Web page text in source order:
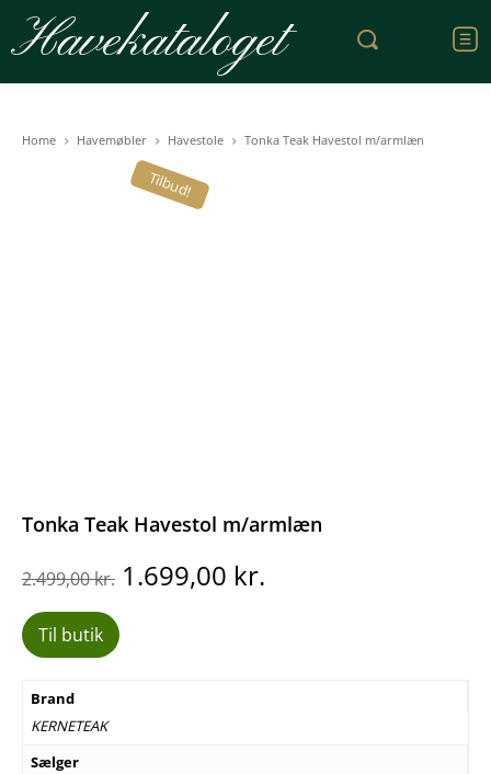
Havekataloget
Home Havemøbler Havestole Tonka Teak Havestol m/armlæn
Tilbud!
Tonka Teak Havestol m/armlæn
2.499,00kr. Den
oprindelige
1.699,00 kr.
Til butik
Brand
KERNETEAK
Sælger